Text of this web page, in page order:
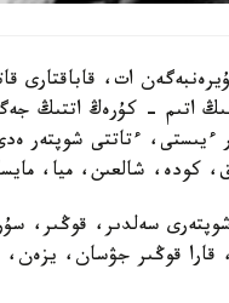
ات، قاباقتارى
اتىم - كۇرەڭ اتتىڭ
ءتاتتى شوپتەر
كودە، شالعىن، ميا،
سەلدىر، قوڭىر،
قوڭىر جۋسان، يزەن،